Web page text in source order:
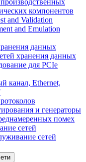
компонентов
and Validation
and Emulation
данных
хранения данных
для PCIe
канал, Ethernet,
и генераторы
помех
сетей
сетей